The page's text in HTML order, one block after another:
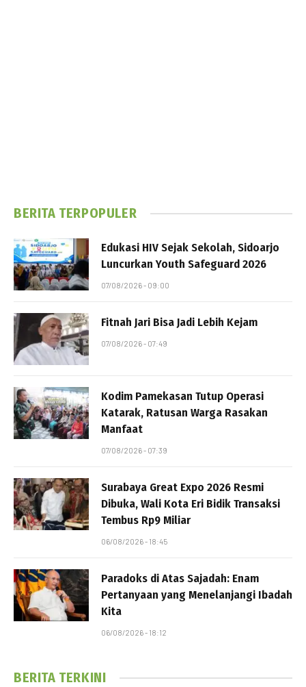
BERITA TERPOPULER
Edukasi HIV Sejak Sekolah, Sidoarjo
Luncurkan Youth Safeguard 2026
07/08/2026 - 09:00
Fitnah Jari Bisa Jadi Lebih Kejam
07/08/2026 - 07:49
Kodim Pamekasan Tutup Operasi
Katarak, Ratusan Warga Rasakan
Manfaat
07/08/2026 - 07:39
Surabaya Great Expo 2026 Resmi
Dibuka, Wali Kota Eri Bidik Transaksi
Tembus Rp9 Miliar
06/08/2026 - 18:45
Paradoks di Atas Sajadah: Enam
Pertanyaan yang Menelanjangi Ibadah
Kita
06/08/2026 - 18:12
BERITA TERKINI